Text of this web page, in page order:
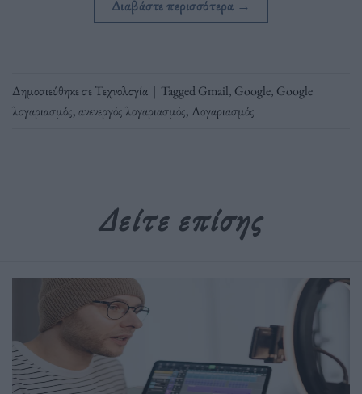
Διαβάστε περισσότερα →
Δημοσιεύθηκε σεΤεχνολογία | TaggedGmail, Google, Google
λογαριασμός,ανενεργός λογαριασμός,Λογαριασμός
Δείτε επίσης